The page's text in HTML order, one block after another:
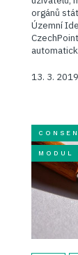
orgánů
Územní
13. 3.
MODUL